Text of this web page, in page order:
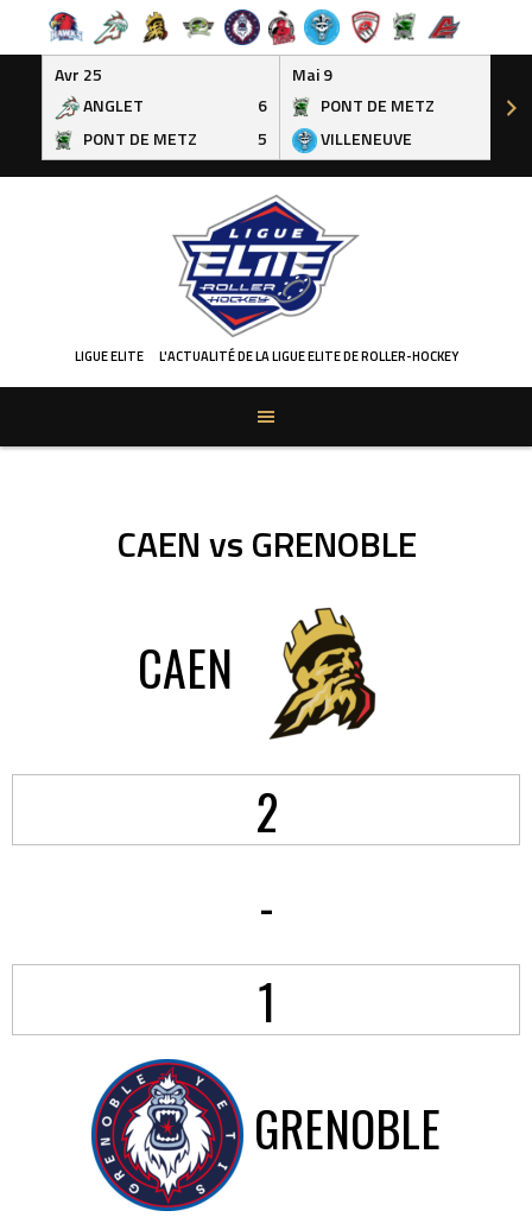
Avr 25
ANGLET
6
PONT DE METZ
5
Mai 9
PONT DE METZ
VILLENEUVE
LIGUE ELITE L'ACTUALITÉ DE LA LIGUE ELITE DE ROLLER-HOCKEY
CAEN vs GRENOBLE
CAEN
2
-
1
GRENOBLE